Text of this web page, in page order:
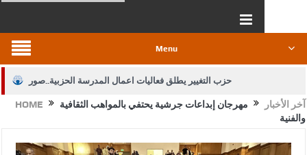
Menu
حزب التغيير يطلق فعاليات اعمال المدرسة الحزبية..صور
الجيش يفتح باب التجنيد لحملة البكالوريوس في الحقوق والقانونHOME آخر الأخبار
مهرجان إبداعات جرشية يحتفي بالمواهب الثقافية
والفنية